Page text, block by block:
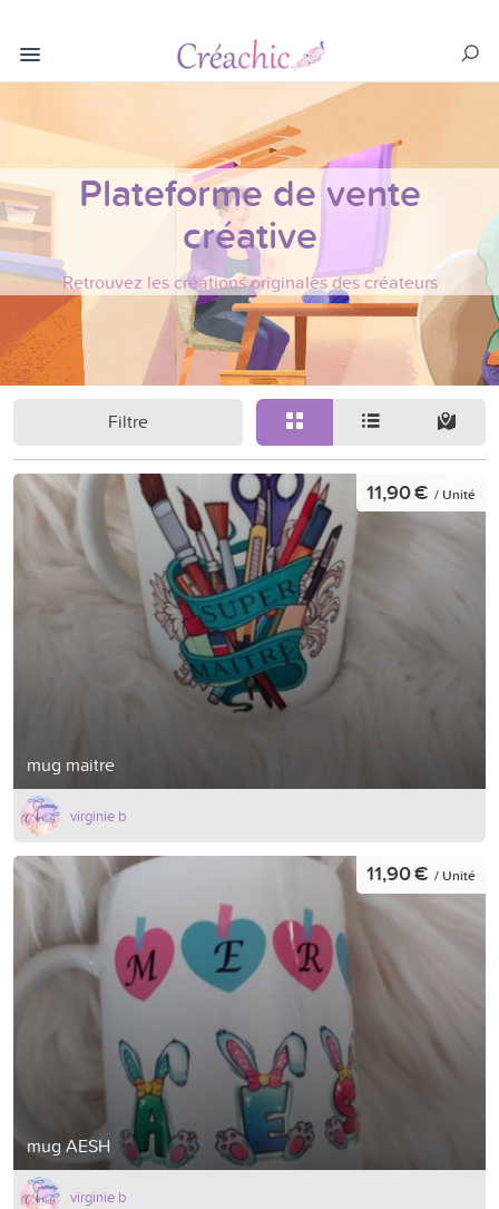
Plateforme de vente
créative
Retrouvez les créations originales des créateurs
Filtre
mug maitre
11,90 € / Unité
virginie b
mug AESH
11,90 € / Unité
virginie b